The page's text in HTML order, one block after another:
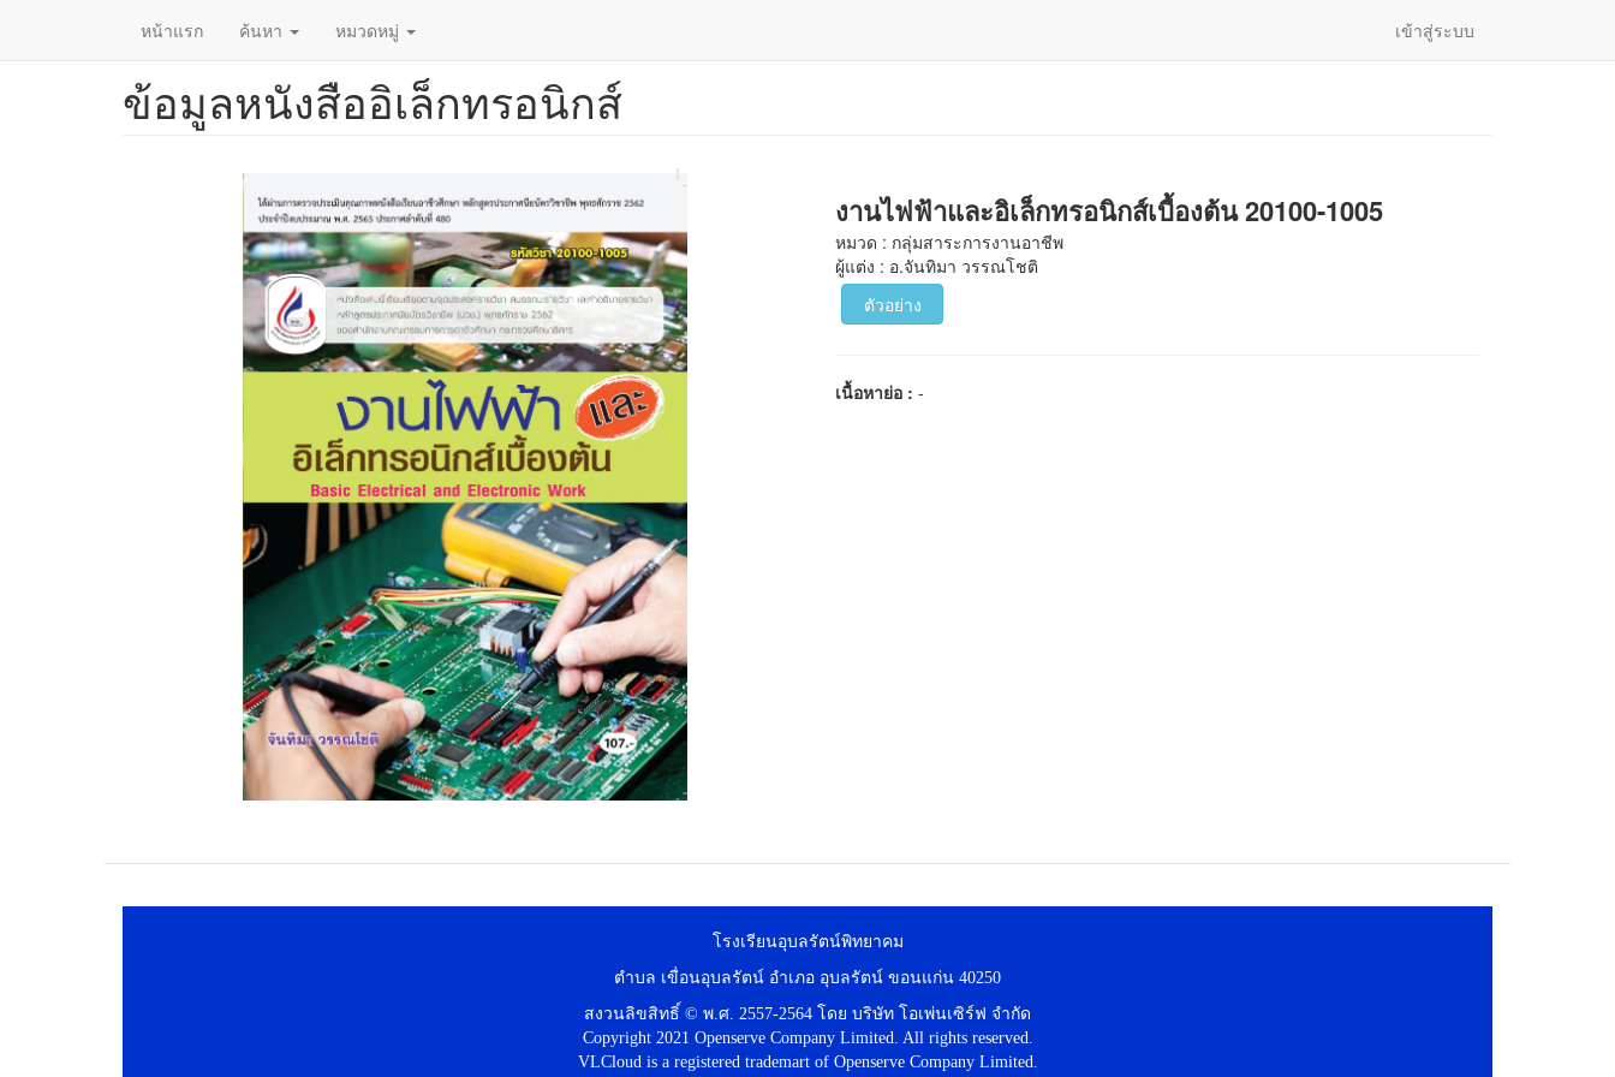
หน้าแรก ค้นหา หมวดหมู่ เข้าสู่ระบบ
ข้อมูลหนังสืออิเล็กทรอนิกส์
งานไฟฟ้าและอิเล็กทรอนิกส์เบื้องต้น 20100-1005
หมวด : กลุ่มสาระการงานอาชีพ
ผู้แต่ง : อ.จันทิมา วรรณโชติ
ตัวอย่าง
เนื้อหาย่อ :-
โรงเรียนอุบลรัตน์พิทยาคม
ตำบล เขื่อนอุบลรัตน์ อำเภอ อุบลรัตน์ ขอนแก่น 40250
สงวนลิขสิทธิ์ © พ.ศ. 2557-2564 โดย บริษัท โอเพ่นเซิร์ฟ จำกัด
Copyright 2021 Openserve Company Limited. All rights reserved.
VLCloud is a registered trademart of Openserve Company Limited.